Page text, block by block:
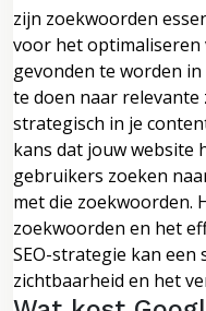
zijn zoekwoorden
voor het optimaliseren
gevonden te worden
te doen naar relevante
strategisch in je
kans dat jouw website
gebruikers zoeken
met die zoekwoorden.
zoekwoorden en het
SEO-strategie kan
zichtbaarheid en het